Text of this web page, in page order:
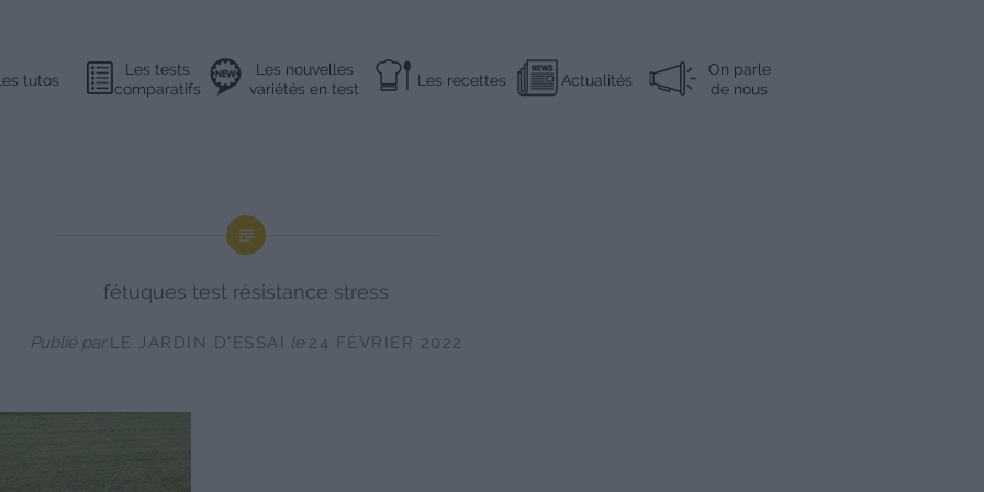
tutos
Les tests
comparatifs
Les nouvelles
variétés en test
Les recettes Actualités
On parle
de nous
fétuques test résistance stress
Publié parLE JARDIN D'ESSAI le 24 FÉVRIER 2022